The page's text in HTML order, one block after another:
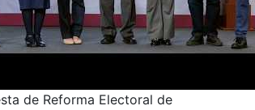
de Reforma Electoral de